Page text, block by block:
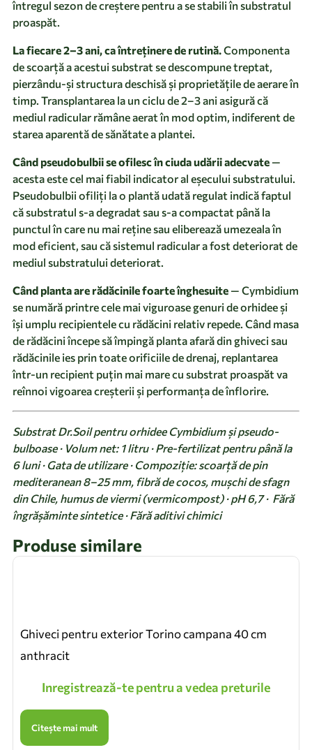
întregul sezon de creștere pentru a se stabili în substratul
proaspăt.
La fiecare 2–3 ani, ca întreținere de rutină.Componenta
de scoarță a acestui substrat se descompune treptat,
pierzându-și structura deschisă și proprietățile de aerare în
timp. Transplantarea la un ciclu de 2–3 ani asigură că
mediul radicular rămâne aerat în mod optim, indiferent de
starea aparentă de sănătate a plantei.
Când pseudobulbii se ofilesc în ciuda udării adecvate —
acesta este cel mai fiabil indicator al eșecului substratului.
Pseudobulbii ofiliți la o plantă udată regulat indică faptul
că substratul s-a degradat sau s-a compactat până la
punctul în care nu mai reține sau eliberează umezeala în
mod eficient, sau că sistemul radicular a fost deteriorat de
mediul substratului deteriorat.
Când planta are rădăcinile foarte înghesuite — Cymbidium
se numără printre cele mai viguroase genuri de orhidee și
își umplu recipientele cu rădăcini relativ repede. Când masa
de rădăcini începe să împingă planta afară din ghiveci sau
rădăcinile ies prin toate orificiile de drenaj, replantarea
într-un recipient puțin mai mare cu substrat proaspăt va
reînnoi vigoarea creșterii și performanța de înflorire.
Substrat Dr.Soil pentru orhidee Cymbidium și pseudo-
bulboase · Volum net: 1 litru · Pre-fertilizat pentru până la
6 luni · Gata de utilizare · Compoziție: scoarță de pin
mediteranean 8–25 mm, fibră de cocos, mușchi de sfagn
din Chile, humus de viermi (vermicompost) · pH 6,7 · Fără
îngrășăminte sintetice · Fără aditivi chimici
Produse similare
Ghiveci pentru exterior Torino campana 40 cm
anthracit
Inregistrează-te pentru a vedea preturile
Citește mai mult